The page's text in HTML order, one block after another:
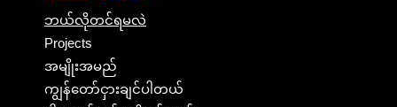
ဘယ်လိုတင်ရမလဲ
Projects
အမျိုးအမည်
ကျွန်တော်ငှားချင်ပါတယ်